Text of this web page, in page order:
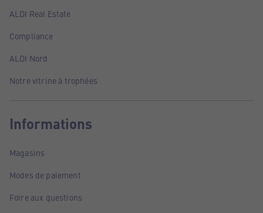
ALDI Real Estate
Compliance
ALDI Nord
Notre vitrine à trophées
Informations
Magasins
Modes de paiement
Foire aux questions